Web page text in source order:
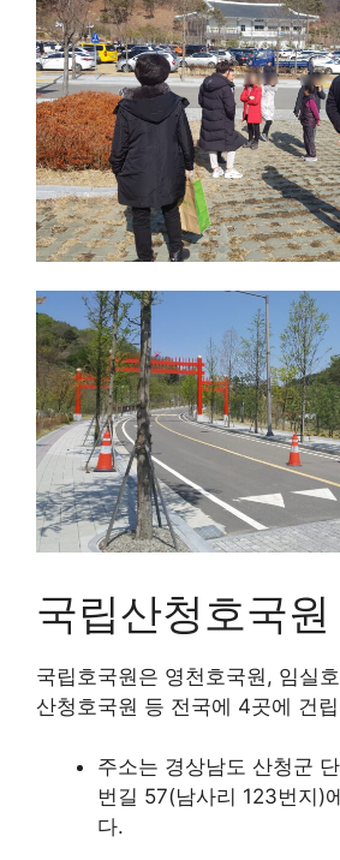
국립산청호국원
국립호국원은 영천호국원, 임실
산청호국원 등 전국에 4곳에 건
주소는 경상남도 산청군
번길 57(남사리 123번지)
다.